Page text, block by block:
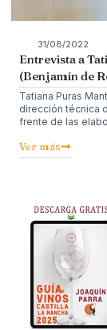
31/08/2022
Entrevista a
(Benjamín de
Tatiana Puras
dirección técnica
frente de las
Ver más